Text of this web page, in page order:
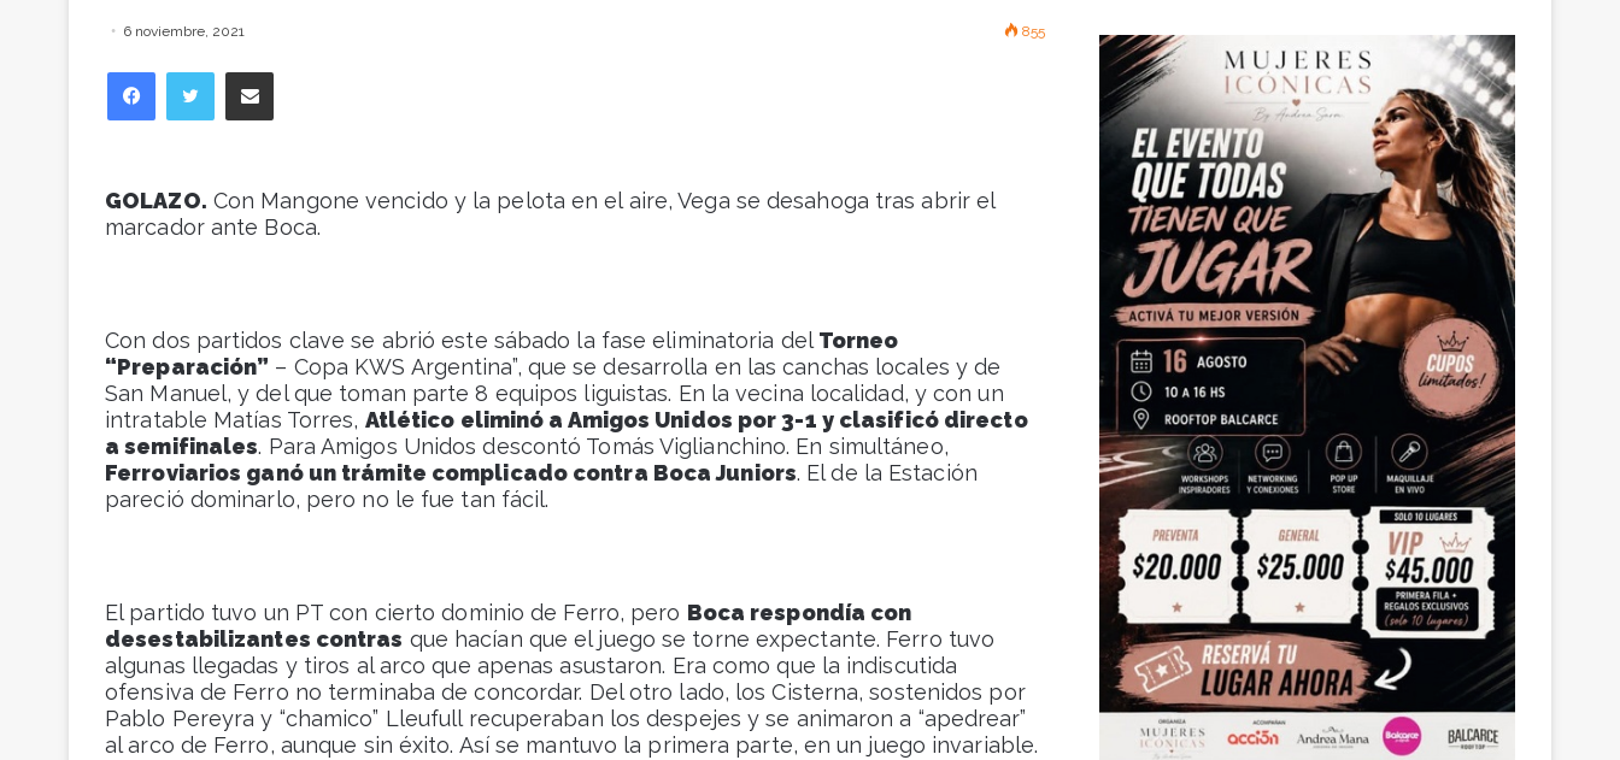
6 noviembre, 2021 855
Facebook
GOLAZO. Con Mangone vencido y la pelota en el aire, Vega se desahoga tras abrir el
marcador ante Boca.
Con dos partidos clave se abrió este sábado la fase eliminatoria del Torneo
“Preparación” – Copa KWS Argentina”, que se desarrolla en las canchas locales y de
San Manuel, y del que toman parte 8 equipos liguistas. En la vecina localidad, y con un
intratable Matías Torres, Atlético eliminó a Amigos Unidos por 3-1 y clasificó directo
a semifinales. Para Amigos Unidos descontó Tomás Viglianchino. En simultáneo,
Ferroviarios ganó un trámite complicado contra Boca Juniors. El de la Estación
pareció dominarlo, pero no le fue tan fácil.
El partido tuvo un PT con cierto dominio de Ferro, pero Boca respondía con
desestabilizantes contras que hacían que el juego se torne expectante. Ferro tuvo
algunas llegadas y tiros al arco que apenas asustaron. Era como que la indiscutida
ofensiva de Ferro no terminaba de concordar. Del otro lado, los Cisterna, sostenidos por
Pablo Pereyra y “chamico” Lleufull recuperaban los despejes y se animaron a “apedrear”
al arco de Ferro, aunque sin éxito. Así se mantuvo la primera parte, en un juego invariable.